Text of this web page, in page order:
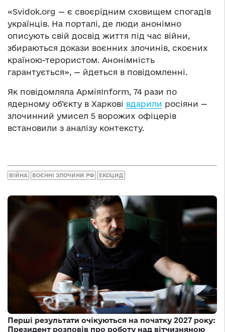
«Svidok.org — є своєрідним сховищем спогадів
українців. На порталі, де люди анонімно
описують свій досвід життя під час війни,
збираються докази воєнних злочинів, скоєних
країною-терористом. Анонімність
гарантується», — йдеться в повідомленні.
Як повідомляла АрміяInform, 74 рази по
ядерному об’єкту в Харкові вдарили росіяни —
злочинний умисел 5 ворожих офіцерів
встановили з аналізу контексту.
ВІЙНА ВОЄННІ ЗЛОЧИНИ РФ ЕКОЦИД
Перші результати очікуються на початку 2027 року:
Президент розповів про роботу над вітчизняною